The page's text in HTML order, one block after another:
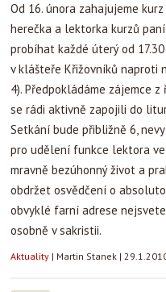
Od 16. února zahajujeme
herečka a lektorka kurzů paní
probíhat každé úterý od
v klášteře Křižovníků naproti
4). Předpokládáme zájemce
se rádi aktivně zapojili do
Setkání bude přibližně 6,
pro udělení funkce lektora
mravně bezúhonný život a
obdržet osvědčení o
obvyklé farní adrese
osobně v sakristii.
Aktuality | Martin Stanek |